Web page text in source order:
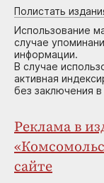
Полистать
Использование
случае
информации.
В случае
активная
без заключения
Реклама в
сайте